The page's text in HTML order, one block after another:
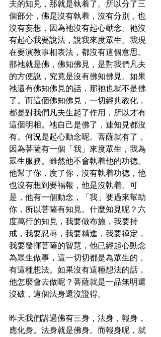
夫的知見，那就是執着了。所以分了三
個部分，佛是沒有執着，沒有分別，也
沒有妄想，因為祂沒有起心動念。祂沒
有起心我要說法，說我來度眾生。我現
在要演教事相表法，都沒有這個意思。
那祂就是佛，佛知佛見，是對我們凡夫
的方便說，究竟是沒有佛知佛見。如果
祂還有佛知佛見的話，那祂也就不是佛
了。而這個佛知佛見，一切經典教化，
都是對我們凡夫生起了作用，所以才有
這個明相。祂自己是佛了，連知見都沒
有。何況是起心動念呢。菩薩就有了，
因為菩薩有一個「我」來度眾生，我為
眾生服務。雖然他不會執着他的功德。
他幫了你，度了你，沒有執着功德，他
也沒有想到要福報，他是沒執着。可
是，他有一個動念，「我」要過來幫助
你，所以菩薩有知見。什麼知見呢？六
度萬行的知見，我要做布施，我要持
戒，我要忍辱，我要精進，我要禪定，
我要發揮菩薩的智慧，他已經起心動念
為眾生做事，這一切切都是為眾生的，
有這種想法。如果沒有這種想法的話，
他怎麼會去做呢？菩薩就是一品無明還
沒破，這個法身還沒證得。
昨天我們講過佛有三身，法身，報身，
應化身。法身就是佛身。而報身呢，就